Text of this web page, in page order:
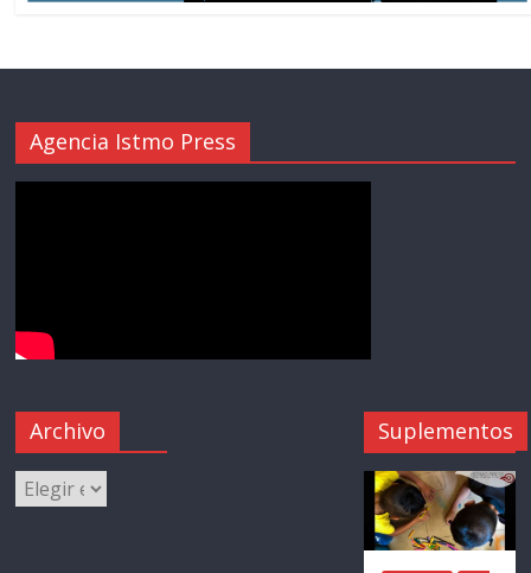
Agencia Istmo Press
Archivo Suplementos